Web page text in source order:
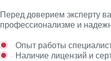
Перед доверием эксперту
профессионализме и
Опыт работы
Наличие лицензий и